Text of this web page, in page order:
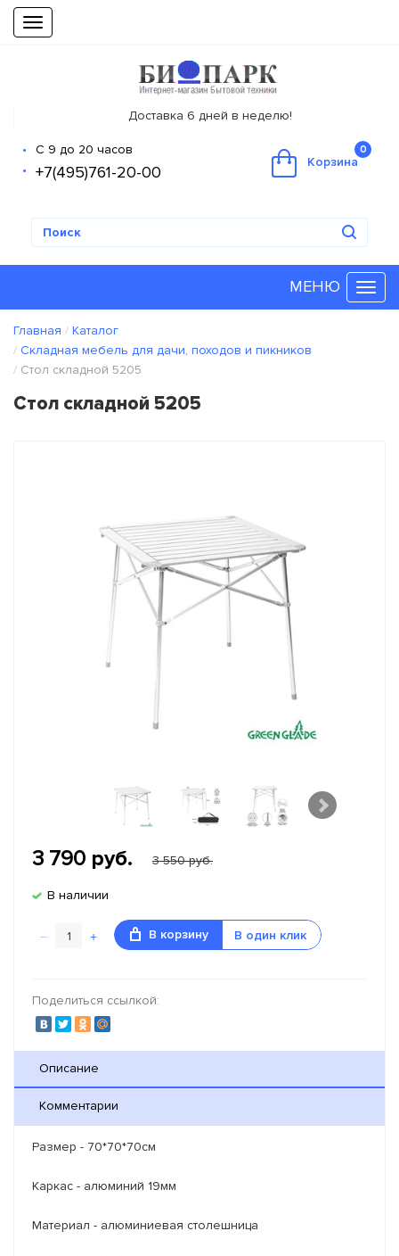
Toggle
navigation
Доставка 6 дней в неделю!
Корзина
0
С 9 до 20 часов
+7(495)761-20-00
МЕНЮ
Главная
Каталог
Складная мебель для дачи, походов и пикников
Стол складной 5205
Стол складной 5205
3 790 руб. 3 550 руб.
В наличии
– + В корзину В один клик
Поделиться ссылкой:
Описание
Комментарии
Размер - 70*70*70см
Каркас - алюминий 19мм
Материал - алюминиевая столешница